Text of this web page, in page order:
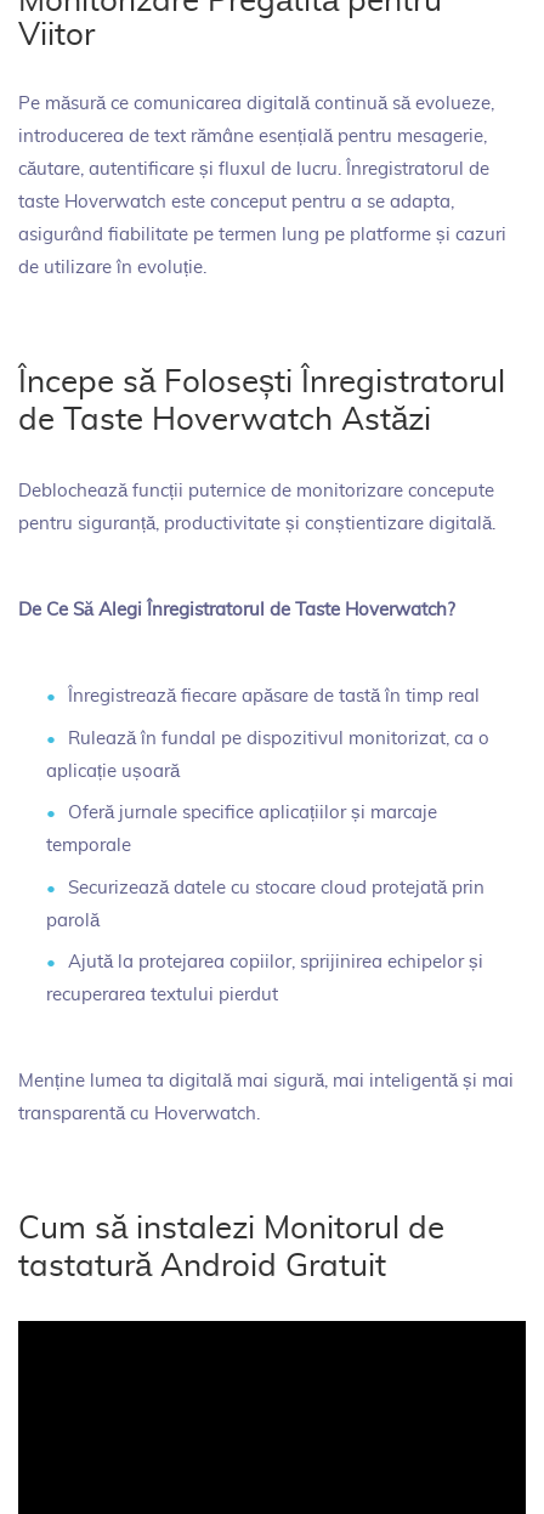
Viitor
Pe măsură ce comunicarea digitală continuă să evolueze,
introducerea de text rămâne esențială pentru mesagerie,
căutare, autentificare și fluxul de lucru. Înregistratorul de
taste Hoverwatch este conceput pentru a se adapta,
asigurând fiabilitate pe termen lung pe platforme și cazuri
de utilizare în evoluție.
Începe să Folosești Înregistratorul
de Taste Hoverwatch Astăzi
Deblochează funcții puternice de monitorizare concepute
pentru siguranță, productivitate și conștientizare digitală.
De Ce Să Alegi Înregistratorul de Taste Hoverwatch?
Înregistrează fiecare apăsare de tastă în timp real
Rulează în fundal pe dispozitivul monitorizat, ca o
aplicație ușoară
Oferă jurnale specifice aplicațiilor și marcaje
temporale
Securizează datele cu stocare cloud protejată prin
parolă
Ajută la protejarea copiilor, sprijinirea echipelor și
recuperarea textului pierdut
Menține lumea ta digitală mai sigură, mai inteligentă și mai
transparentă cu Hoverwatch.
Cum să instalezi Monitorul de
tastatură Android Gratuit